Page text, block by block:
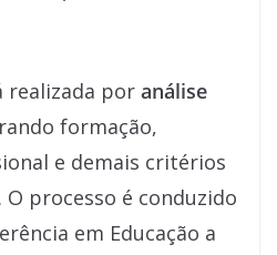
realizada por análise
formação,
e demais critérios
processo é conduzido
em Educação a